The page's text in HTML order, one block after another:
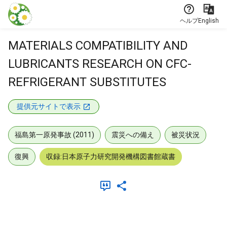
本文に飛ぶ
ヘルプEnglish
MATERIALS COMPATIBILITY AND
LUBRICANTS RESEARCH ON CFC-
REFRIGERANT SUBSTITUTES
提供元サイトで表示
福島第一原発事故 (2011) 震災への備え 被災状況
復興 収録:日本原子力研究開発機構図書館蔵書